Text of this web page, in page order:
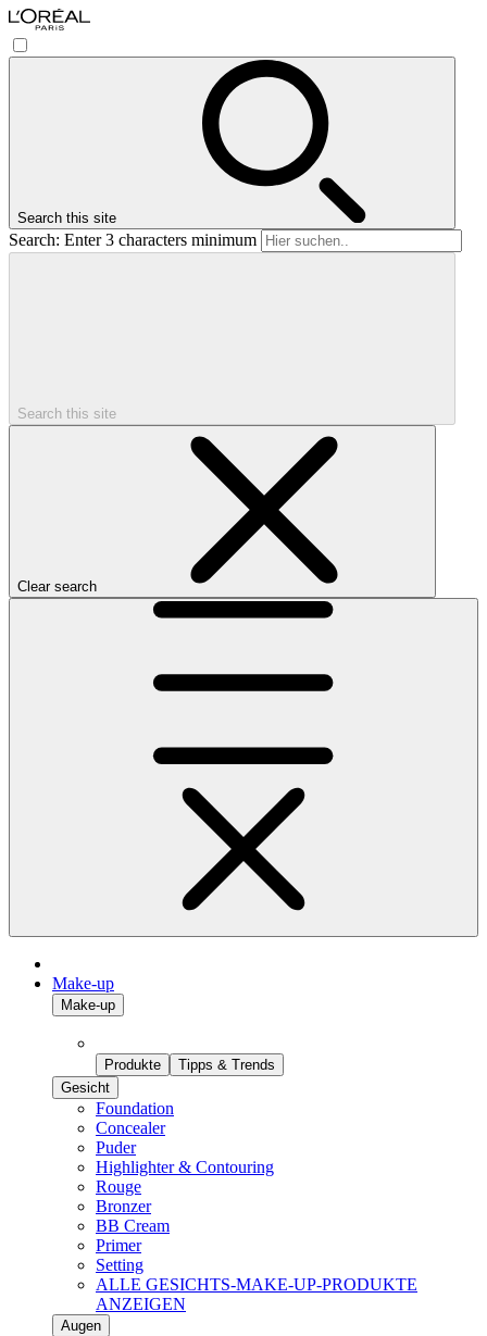
Search this site
Search: Enter 3 characters minimum
Search this site
Clear search
Make-up
Make-up
Produkte
Tipps & Trends
Gesicht
Foundation
Concealer
Puder
Highlighter & Contouring
Rouge
Bronzer
BB Cream
Primer
Setting
ALLE GESICHTS-MAKE-UP-PRODUKTE
ANZEIGEN
Augen